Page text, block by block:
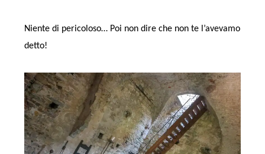
Niente di pericoloso… Poi non dire che non te l’avevamo
detto!